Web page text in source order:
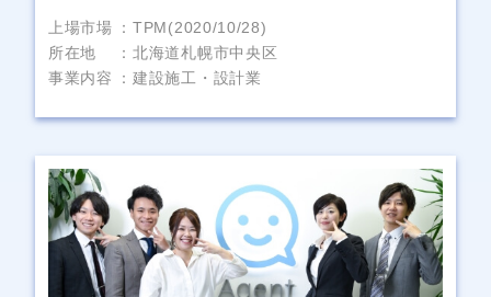
上場市場
TPM(2020/10/28)
所在地
北海道札幌市中央区
事業内容
建設施工・設計業